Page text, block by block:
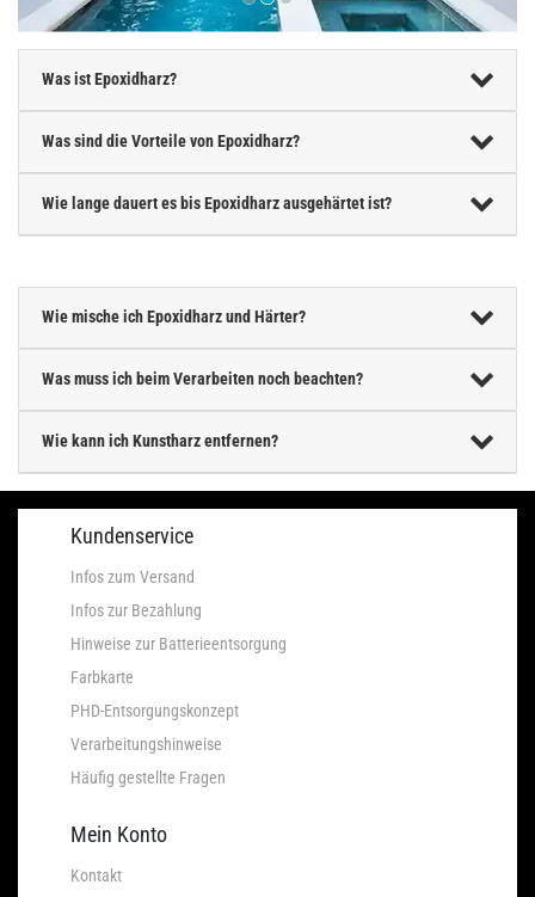
Was ist Epoxidharz?
Was sind die Vorteile von Epoxidharz?
Wie lange dauert es bis Epoxidharz ausgehärtet ist?
Wie mische ich Epoxidharz und Härter?
Was muss ich beim Verarbeiten noch beachten?
Wie kann ich Kunstharz entfernen?
Kundenservice
Infos zum Versand
Infos zur Bezahlung
Hinweise zur Batterieentsorgung
Farbkarte
PHD-Entsorgungskonzept
Verarbeitungshinweise
Häufig gestellte Fragen
Mein Konto
Kontakt